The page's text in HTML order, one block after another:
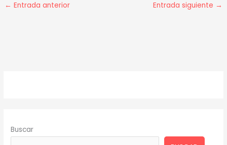
← Entrada anterior Entrada siguiente →
Buscar